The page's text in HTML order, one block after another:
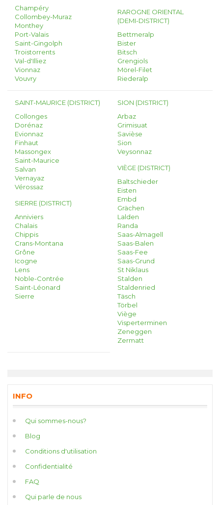
Champéry
Collombey-Muraz
Monthey
Port-Valais
Saint-Gingolph
Troistorrents
Val-d'Illiez
Vionnaz
Vouvry
RAROGNE ORIENTAL
(DEMI-DISTRICT)
Bettmeralp
Bister
Bitsch
Grengiols
Mörel-Filet
Riederalp
SAINT-MAURICE (DISTRICT)
Collonges
Dorénaz
Evionnaz
Finhaut
Massongex
Saint-Maurice
Salvan
Vernayaz
Vérossaz
SIERRE (DISTRICT)
Anniviers
Chalais
Chippis
Crans-Montana
Grône
Icogne
Lens
Noble-Contrée
Saint-Léonard
Sierre
SION (DISTRICT)
Arbaz
Grimisuat
Savièse
Sion
Veysonnaz
VIÈGE (DISTRICT)
Baltschieder
Eisten
Embd
Grächen
Lalden
Randa
Saas-Almagell
Saas-Balen
Saas-Fee
Saas-Grund
St Niklaus
Stalden
Staldenried
Täsch
Törbel
Viège
Visperterminen
Zeneggen
Zermatt
INFO
Qui sommes-nous?
Blog
Conditions d'utilisation
Confidentialité
FAQ
Qui parle de nous